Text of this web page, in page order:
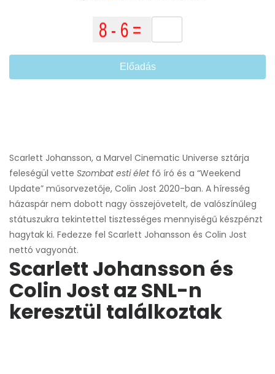
Előadás
Scarlett Johansson, a Marvel Cinematic Universe sztárja
feleségül vette Szombat esti életfő író és a “Weekend
Update” műsorvezetője, Colin Jost 2020-ban. A híresség
házaspár nem dobott nagy összejövetelt, de valószínűleg
státuszukra tekintettel tisztességes mennyiségű készpénzt
hagytak ki. Fedezze fel Scarlett Johansson és Colin Jost
nettó vagyonát.
Scarlett Johansson és
Colin Jost az SNL-n
keresztül találkoztak